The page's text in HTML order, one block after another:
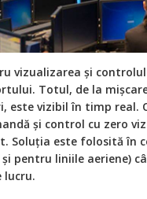
vizualizarea și
Totul, de la
este vizibil în timp real.
și control cu zero
Soluția este folosită în
pentru liniile aeriene)
lucru.